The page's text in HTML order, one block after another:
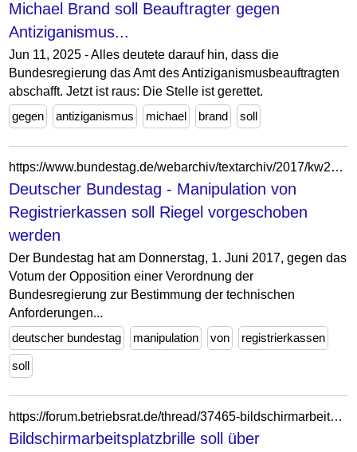
Michael Brand soll Beauftragter gegen
Antiziganismus...
Jun 11, 2025 - Alles deutete darauf hin, dass die
Bundesregierung das Amt des Antiziganismusbeauftragten
abschafft. Jetzt ist raus: Die Stelle ist gerettet.
gegen
antiziganismus michael brand soll
https://www.bundestag.de/webarchiv/textarchiv/2017/kw22-de-registrierkassen-508494
Deutscher Bundestag - Manipulation von
Registrierkassen soll Riegel vorgeschoben
werden
Der Bundestag hat am Donnerstag, 1. Juni 2017, gegen das
Votum der Opposition einer Verordnung der
Bundesregierung zur Bestimmung der technischen
Anforderungen...
deutscher bundestag
manipulation von registrierkassen
soll
https://forum.betriebsrat.de/thread/37465-bildschirmarbeitsplatzbrille-soll-%C3%BCber-bezuschusste-krankenzusatzversicherung-ge/
Bildschirmarbeitsplatzbrille soll über